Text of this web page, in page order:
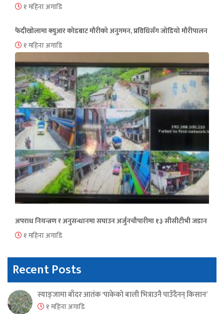
१ महिना अगाडि
फेदीखोलामा क्युआर कोडबाट मौरीको अनुगमन, प्रविधिसँग जोडियो मौरीपालन
१ महिना अगाडि
अपराध नियन्त्रण र अनुसन्धानमा सघाउन अर्जुनचौपारीमा १३ सीसीटीभी जडान
१ महिना अगाडि
Recent Posts
स्याङ्जामा बाँदर आतंक ‘पाकेको बाली भित्राउनै पाउँदैनन् किसान’
१ महिना अगाडि